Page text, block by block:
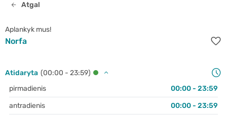
Atgal
Aplankyk mus!
Norfa
Atidaryta (00:00 - 23:59)
pirmadienis
00:00 - 23:59
antradienis
00:00 - 23:59